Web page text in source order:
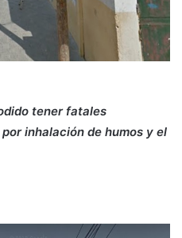
tener fatales
inhalación de humos y el